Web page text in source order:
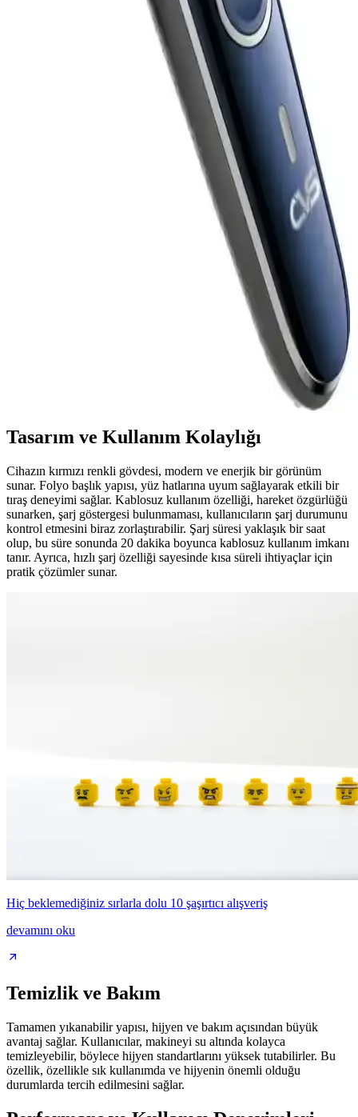
Xiaomi S301 modeli, seramik bıçakları, suya dayanıklılığı ve akıllı
özellikleriyle öne çıkan yüksek kaliteli bir elektrikli tıraş makinesidir.
Kuru ve ıslak kullanımı, uzun pil ömrü ve kolay bakım imkanlarıyla
günlük bakımınızı kolaylaştırır.
Grundig MS 7640 Tıraş Makinesi İncelemesi: Çok
Yönlü, Kablosuz ve Su Geçirmez Özellikler
Grundig MS 7640, kablosuz kullanımı, suya dayanıklılığı ve çok
fonksiyonlu başlıklarıyla günlük bakımda tercih edilen şık ve
Enchen BlackStone 3D Elektrikli Tıraş Makinesi:
Yüksek Teknoloji ve Pratik Kullanım Özellikleri
Enchen BlackStone 3D Elektrikli Tıraş Makinesi, üstün performans,
şık tasarım ve pratik kullanım özellikleriyle günlük bakımda yeni
CVS DN 7493 Sakal Kesme Makinesi İncelemesi:
Özellikler, Performans ve Kullanıcı Yorumları
CVS DN 7493 sakal kesme makinesi, kablosuz kullanımı, uzun pil
ömrü ve çok yönlü aparatlarıyla öne çıkar. Günlük bakım için ideal,
performans ve kullanıcı memnuniyetine odaklanan pratik bir
Tasarım ve Kullanım Kolaylığı
Cihazın kırmızı renkli gövdesi, modern ve enerjik bir görünüm
sunar. Folyo başlık yapısı, yüz hatlarına uyum sağlayarak etkili bir
tıraş deneyimi sağlar. Kablosuz kullanım özelliği, hareket özgürlüğü
sunarken, şarj göstergesi bulunmaması, kullanıcıların şarj durumunu
kontrol etmesini biraz zorlaştırabilir. Şarj süresi yaklaşık bir saat
olup, bu süre sonunda 20 dakika boyunca kablosuz kullanım imkanı
tanır. Ayrıca, hızlı şarj özelliği sayesinde kısa süreli ihtiyaçlar için
pratik çözümler sunar.
Hiç beklemediğiniz sırlarla dolu 10 şaşırtıcı alışveriş
devamını oku
Temizlik ve Bakım
Tamamen yıkanabilir yapısı, hijyen ve bakım açısından büyük
avantaj sağlar. Kullanıcılar, makineyi su altında kolayca
temizleyebilir, böylece hijyen standartlarını yüksek tutabilirler. Bu
özellik, özellikle sık kullanımda ve hijyenin önemli olduğu
durumlarda tercih edilmesini sağlar.